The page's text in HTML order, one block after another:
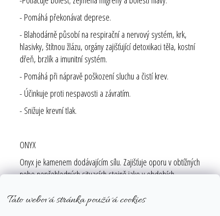
Tato webová stránka používá cookies
- Pomáhá překonávat deprese.
- Blahodárně působí na respirační a nervový systém, krk,
hlasivky, štítnou žlázu, orgány zajišťující detoxikaci těla, kostní
dřeň, brzlík a imunitní systém.
- Pomáhá při nápravě poškození sluchu a čistí krev.
- Účinkuje proti nespavosti a závratím.
- Snižuje krevní tlak.
ONYX
Onyx je kamenem dodávajícím sílu. Zajišťuje oporu v obtížných
nebo nepřehledných situacích stejně jako v obdobích
namířit vaši energii jedním směrem a současně ji sladit s